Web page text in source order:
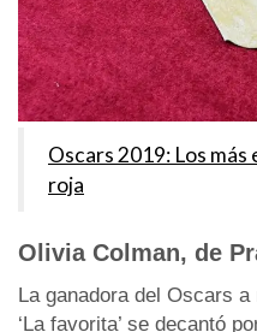
Oscars 2019: Los
roja
Olivia Colman, de
La ganadora del Oscars
‘La favorita’ se decantó